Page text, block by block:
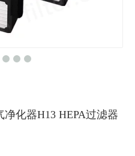
净化器H13 HEPA过滤器